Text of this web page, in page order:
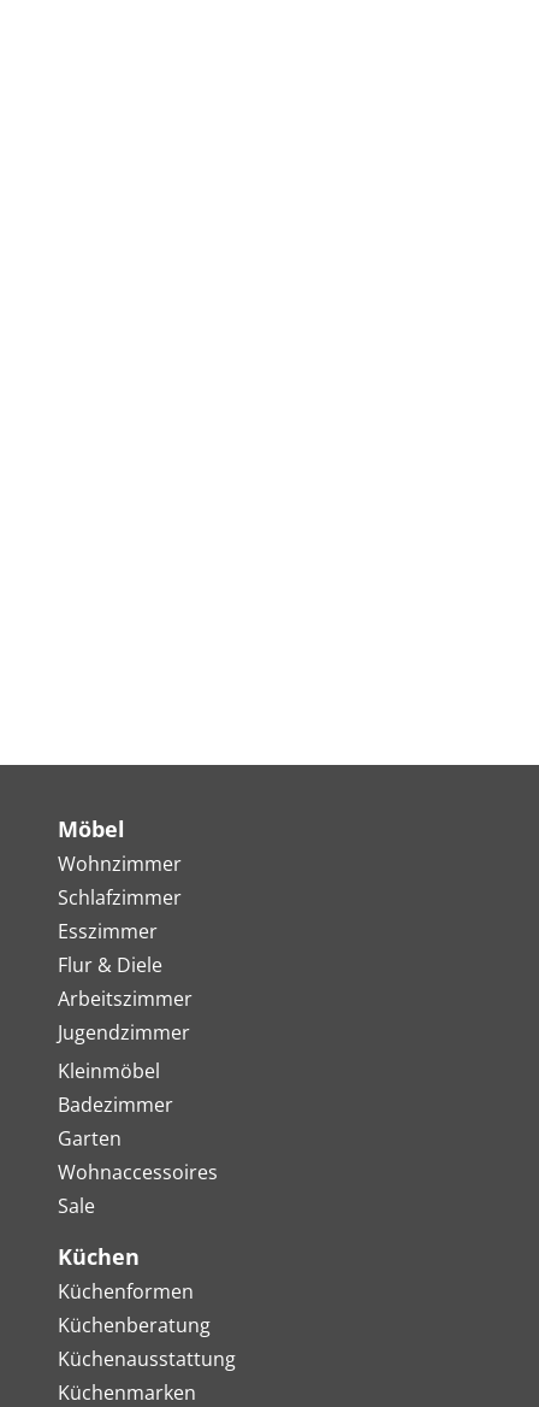
Möbel
Wohnzimmer
Schlafzimmer
Esszimmer
Flur & Diele
Arbeitszimmer
Jugendzimmer
Kleinmöbel
Badezimmer
Garten
Wohnaccessoires
Sale
Küchen
Küchenformen
Küchenberatung
Küchenausstattung
Küchenmarken